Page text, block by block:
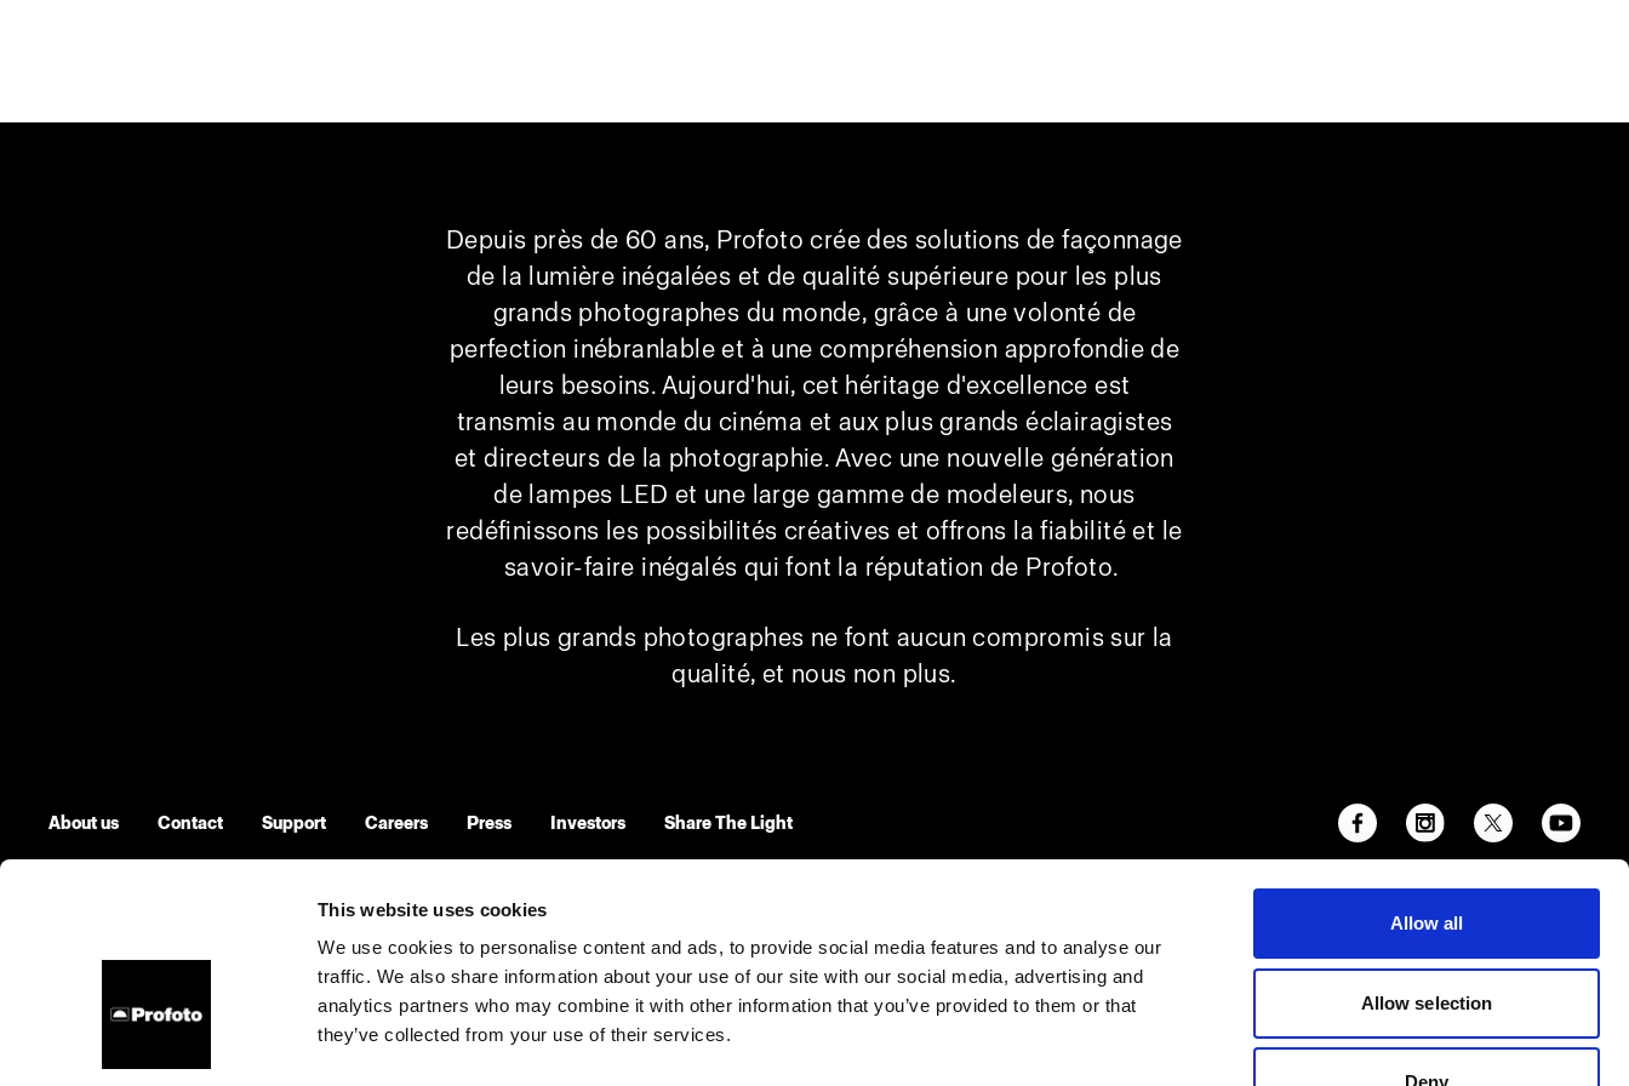
This website uses cookies
We use cookies to personalise content and ads, to provide social media features and to analyse our
traffic. We also share information about your use of our site with our social media, advertising and
analytics partners who may combine it with other information that you’ve provided to them or that
they’ve collected from your use of their services.
Allow all
Allow selection
Deny
Depuis près de 60 ans, Profoto crée des solutions de façonnage
de la lumière inégalées et de qualité supérieure pour les plus
grands photographes du monde, grâce à une volonté de
perfection inébranlable et à une compréhension approfondie de
leurs besoins. Aujourd'hui, cet héritage d'excellence est
transmis au monde du cinéma et aux plus grands éclairagistes
et directeurs de la photographie. Avec une nouvelle génération
de lampes LED et une large gamme de modeleurs, nous
redéfinissons les possibilités créatives et offrons la fiabilité et le
savoir-faire inégalés qui font la réputation de Profoto.
Les plus grands photographes ne font aucun compromis sur la
qualité, et nous non plus.
About us Contact Support Careers Press Investors Share The Light
Terms of use Latvia
Copyright (C) 1968-2025 Profoto AB. All rights reserved.